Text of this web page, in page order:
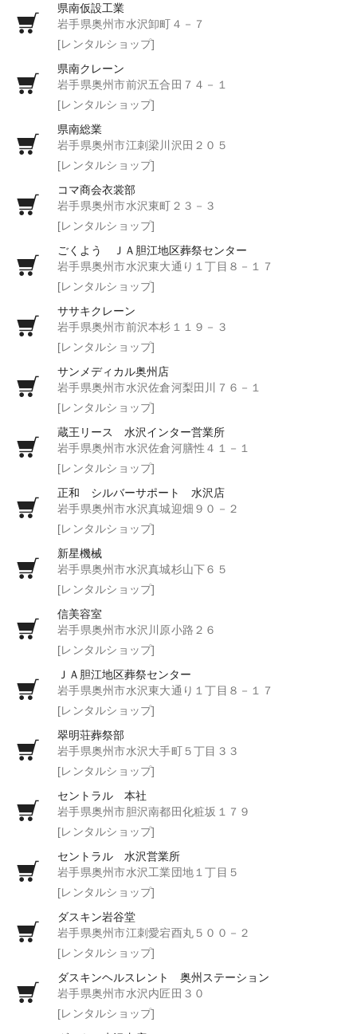
県南仮設工業
岩手県奥州市水沢卸町４－７
[レンタルショップ]
県南クレーン
岩手県奥州市前沢五合田７４－１
[レンタルショップ]
県南総業
岩手県奥州市江刺梁川沢田２０５
[レンタルショップ]
コマ商会衣裳部
岩手県奥州市水沢東町２３－３
[レンタルショップ]
ごくよう ＪＡ胆江地区葬祭センター
岩手県奥州市水沢東大通り１丁目８－１７
[レンタルショップ]
ササキクレーン
岩手県奥州市前沢本杉１１９－３
[レンタルショップ]
サンメディカル奥州店
岩手県奥州市水沢佐倉河梨田川７６－１
[レンタルショップ]
蔵王リース 水沢インター営業所
岩手県奥州市水沢佐倉河膳性４１－１
[レンタルショップ]
正和 シルバーサポート 水沢店
岩手県奥州市水沢真城迎畑９０－２
[レンタルショップ]
新星機械
岩手県奥州市水沢真城杉山下６５
[レンタルショップ]
信美容室
岩手県奥州市水沢川原小路２６
[レンタルショップ]
ＪＡ胆江地区葬祭センター
岩手県奥州市水沢東大通り１丁目８－１７
[レンタルショップ]
翠明荘葬祭部
岩手県奥州市水沢大手町５丁目３３
[レンタルショップ]
セントラル 本社
岩手県奥州市胆沢南都田化粧坂１７９
[レンタルショップ]
セントラル 水沢営業所
岩手県奥州市水沢工業団地１丁目５
[レンタルショップ]
ダスキン岩谷堂
岩手県奥州市江刺愛宕酉丸５００－２
[レンタルショップ]
ダスキンヘルスレント 奥州ステーション
岩手県奥州市水沢内匠田３０
[レンタルショップ]